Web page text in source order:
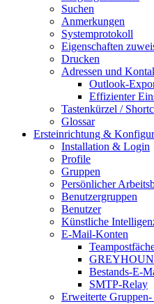
Suchen
Anmerkungen
Systemprotokoll
Eigenschaften
Drucken
Adressen und
Outlook-
Effizienter
Tastenkürzel /
Glossar
Ersteinrichtung &
Installation & Login
Profile
Gruppen
Persönlicher
Benutzergruppen
Benutzer
Künstliche
E-Mail-Konten
Bestands-E-
SMTP-Relay
Erweiterte